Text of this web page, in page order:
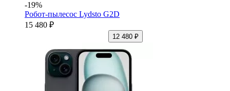
-19%
Робот-пылесос Lydsto G2D
15 480 ₽
12 480 ₽